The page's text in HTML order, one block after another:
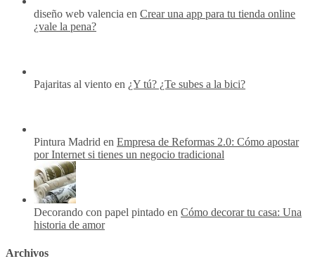
diseño web valencia en Crear una app para tu tienda online
¿vale la pena?
Pajaritas al viento en ¿Y tú? ¿Te subes a la bici?
Pintura Madrid en Empresa de Reformas 2.0: Cómo apostar
por Internet si tienes un negocio tradicional
Decorando con papel pintado en Cómo decorar tu casa: Una
historia de amor
Archivos